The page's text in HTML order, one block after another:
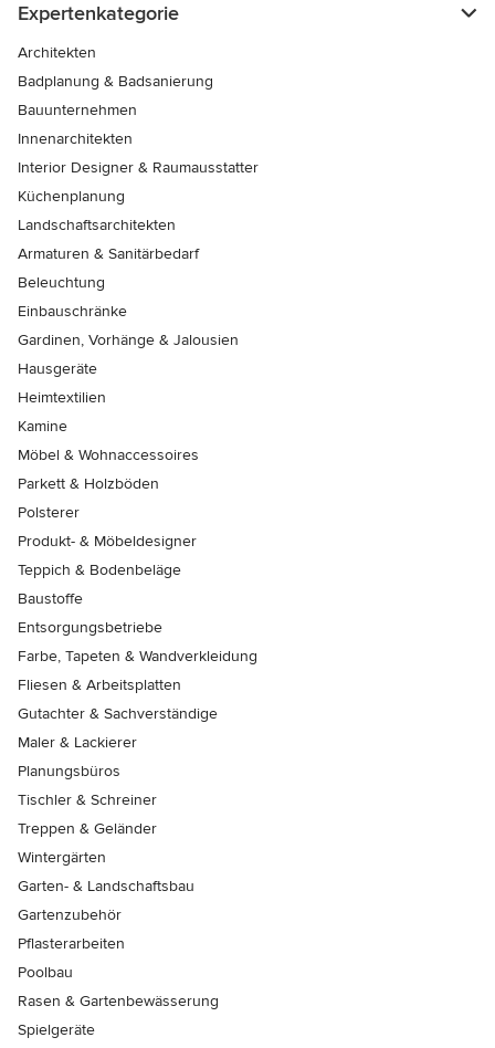
Expertenkategorie
Architekten
Badplanung & Badsanierung
Bauunternehmen
Innenarchitekten
Interior Designer & Raumausstatter
Küchenplanung
Landschaftsarchitekten
Armaturen & Sanitärbedarf
Beleuchtung
Einbauschränke
Gardinen, Vorhänge & Jalousien
Hausgeräte
Heimtextilien
Kamine
Möbel & Wohnaccessoires
Parkett & Holzböden
Polsterer
Produkt- & Möbeldesigner
Teppich & Bodenbeläge
Baustoffe
Entsorgungsbetriebe
Farbe, Tapeten & Wandverkleidung
Fliesen & Arbeitsplatten
Gutachter & Sachverständige
Maler & Lackierer
Planungsbüros
Tischler & Schreiner
Treppen & Geländer
Wintergärten
Garten- & Landschaftsbau
Gartenzubehör
Pflasterarbeiten
Poolbau
Rasen & Gartenbewässerung
Spielgeräte